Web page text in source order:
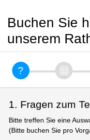
Buchen Sie
unserem
1. Fragen zum
Bitte treffen Sie eine
(Bitte buchen Sie pro